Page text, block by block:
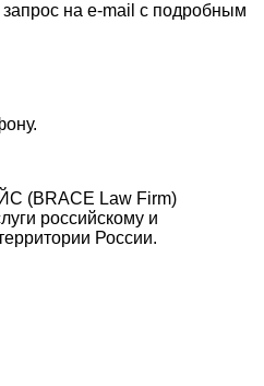
на e-mail с подробным
(BRACE Law Firm)
российскому и
России.